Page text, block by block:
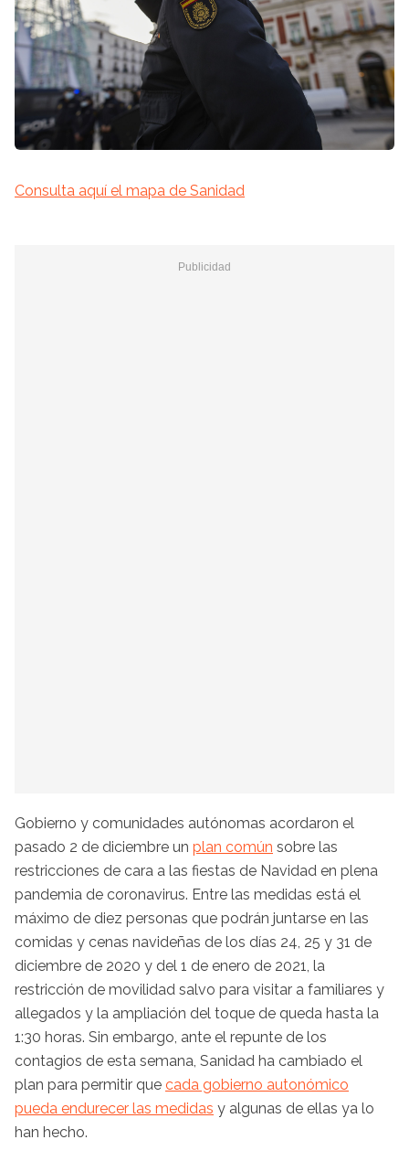
Consulta aquí el mapa de Sanidad
Gobierno y comunidades autónomas acordaron el
pasado 2 de diciembre un plan común sobre las
restricciones de cara a las fiestas de Navidad en plena
pandemia de coronavirus. Entre las medidas está el
máximo de diez personas que podrán juntarse en las
comidas y cenas navideñas de los días 24, 25 y 31 de
diciembre de 2020 y del 1 de enero de 2021, la
restricción de movilidad salvo para visitar a familiares y
allegados y la ampliación del toque de queda hasta la
1:30 horas. Sin embargo, ante el repunte de los
contagios de esta semana, Sanidad ha cambiado el
plan para permitir que cada gobierno autonómico
pueda endurecer las medidas y algunas de ellas ya lo
han hecho.